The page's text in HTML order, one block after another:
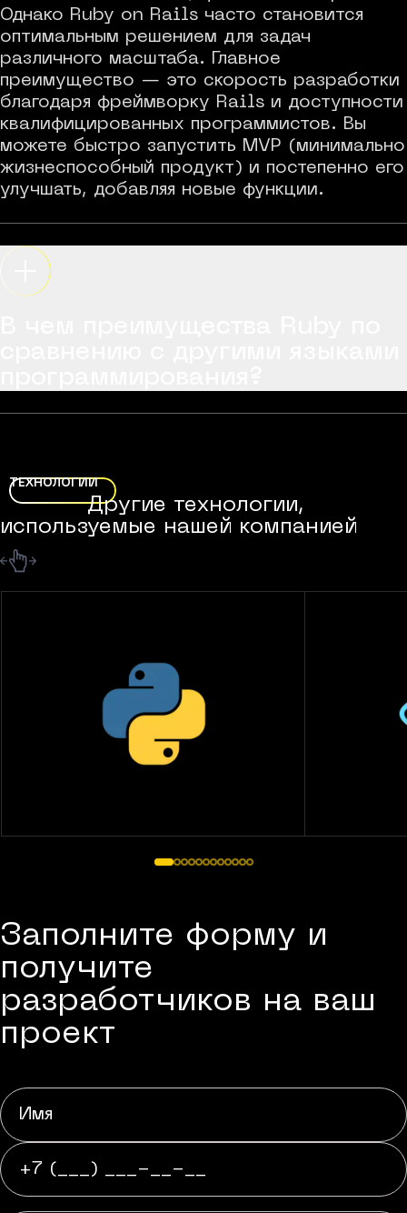
Однако Ruby on Rails часто становится
оптимальным решением для задач
различного масштаба. Главное
преимущество — это скорость разработки
благодаря фреймворку Rails и доступности
квалифицированных программистов. Вы
можете быстро запустить MVP (минимально
жизнеспособный продукт) и постепенно его
улучшать, добавляя новые функции.
ТЕХНОЛОГИИ
Другие технологии,
используемые нашей компанией
Заполните форму и
получите
разработчиков на ваш
проект